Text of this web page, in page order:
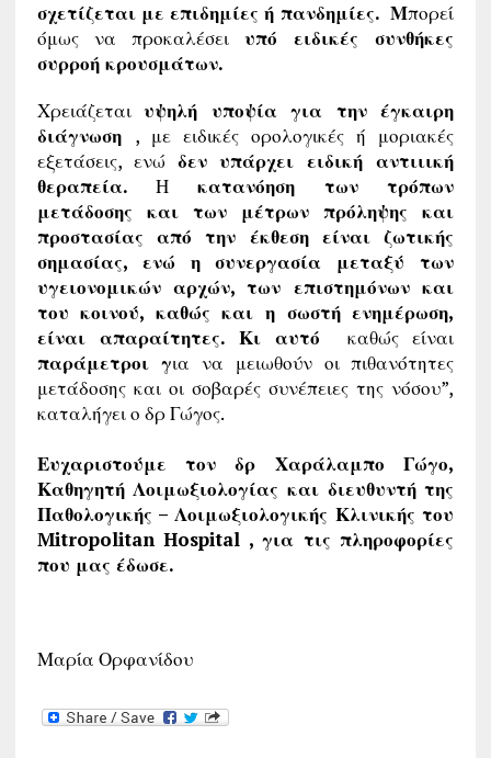
σχετίζεται με επιδημίες ή πανδημίες. Μπορεί
όμως να προκαλέσειυπό ειδικές συνθήκες
συρροή κρουσμάτων.
Χρειάζεταιυψηλή υποψία για την έγκαιρη
διάγνωση , με ειδικές ορολογικές ή μοριακές
εξετάσεις, ενώ δεν υπάρχει ειδικήαντιιική
θεραπεία. Η κατανόηση των τρόπων
μετάδοσης και των μέτρων πρόληψης και
προστασίας από την έκθεση είναι ζωτικής
σημασίας, ενώ η συνεργασία μεταξύ των
υγειονομικών αρχών, των επιστημόνων και
του κοινού, καθώς και η σωστή ενημέρωση,
είναι απαραίτητες. Κι αυτό
καθώς είναι
παράμετροι για να μειωθούν οι πιθανότητες
μετάδοσης και οι σοβαρές συνέπειες της νόσου”,
καταλήγει ο δρ Γώγος.
Ευχαριστούμε τον δρ Χαράλαμπο Γώγο,
Καθηγητή Λοιμωξιολογίας και διευθυντή της
Παθολογικής – Λοιμωξιολογικής Κλινικής του
Mitropolitan Hospital ,για τις πληροφορίες
που μας έδωσε.
Μαρία Ορφανίδου